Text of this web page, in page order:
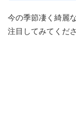
今の季節凄く綺麗
注目してみてくだ